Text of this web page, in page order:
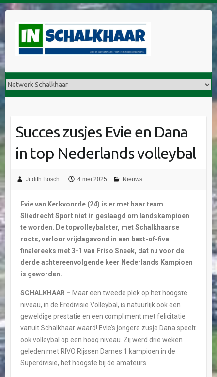
Succes zusjes Evie en Dana
in top Nederlands volleybal
Judith Bosch 4 mei 2025 Nieuws
Evie van Kerkvoorde (24) is er met haar team
Sliedrecht Sport niet in geslaagd om landskampioen
te worden. De topvolleybalster, met Schalkhaarse
roots, verloor vrijdagavond in een best-of-five
finalereeks met 3-1 van Friso Sneek, dat nu voor de
derde achtereenvolgende keer Nederlands Kampioen
is geworden.
SCHALKHAAR – Maar een tweede plek op het hoogste
niveau, in de Eredivisie Volleybal, is natuurlijk ook een
geweldige prestatie en een compliment met felicitatie
vanuit Schalkhaar waard! Evie’s jongere zusje Dana speelt
ook volleybal op een hoog niveau. Zij werd drie weken
geleden met RIVO Rijssen Dames 1 kampioen in de
Superdivisie, het hoogste bij de amateurs.